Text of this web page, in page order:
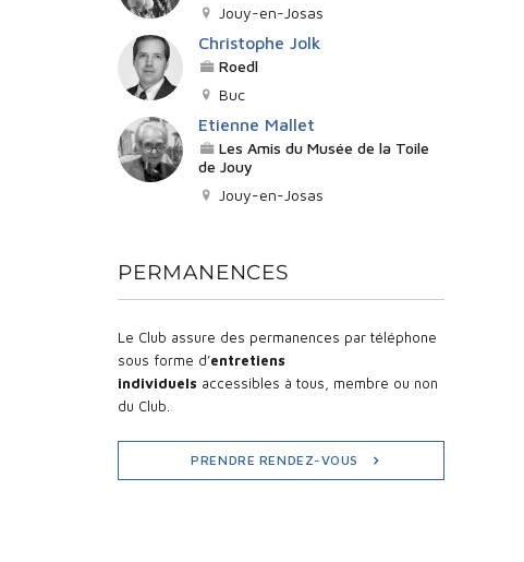
Jouy-en-Josas
Christophe Jolk
Roedl
Buc
Etienne Mallet
Les Amis du Musée de la Toile
de Jouy
Jouy-en-Josas
PERMANENCES
Le Club assure des permanences par téléphone
sous forme d’entretiens
individuels accessibles à tous, membre ou non
du Club.
PRENDRE RENDEZ-VOUS